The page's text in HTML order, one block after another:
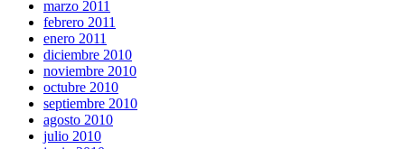
marzo 2011
febrero 2011
enero 2011
diciembre 2010
noviembre 2010
octubre 2010
septiembre 2010
agosto 2010
julio 2010